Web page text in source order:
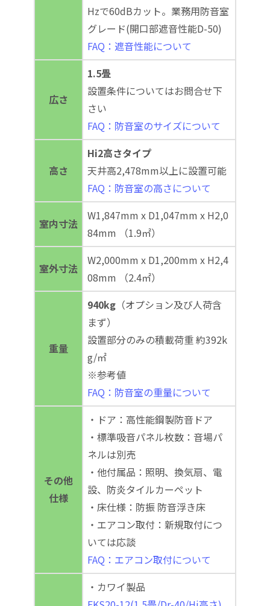
Hzで60dBカット。業務用防音室
グレード(開口部遮音性能D-50)
FAQ：遮音性能について
広さ
1.5畳
設置条件についてはお問合せ下
さい
FAQ：防音室のサイズについて
高さ
Hi2高さタイプ
天井高2,478mm以上に設置可能
FAQ：防音室の高さについて
室内寸法
W1,847mm x D1,047mm x H2,0
84mm （1.9㎡）
室外寸法
W2,000mm x D1,200mm x H2,4
08mm （2.4㎡）
重量
940kg （オプション及び人荷含
まず）
設置部分のみの積載荷重 約392k
g/㎡
※参考値
FAQ：防音室の重量について
その他
仕様
・ドア：高性能鋼製防音ドア
・標準吸音パネル枚数：音場パ
ネルは別売
・他付属品：照明、換気扇、電
設、防炎タイルカーペット
・床仕様：防振 防音浮き床
・エアコン取付：新規取付につ
いては応談
FAQ：エアコン取付について
・カワイ製品